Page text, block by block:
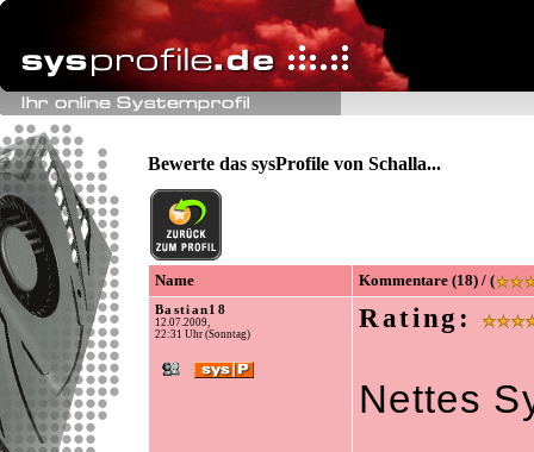
Bewerte das sysProfile von Schalla...
Name Kommentare (18) / (
Bastian18
12.07.2009,
22:31 Uhr (Sonntag)
Rating:
Nettes